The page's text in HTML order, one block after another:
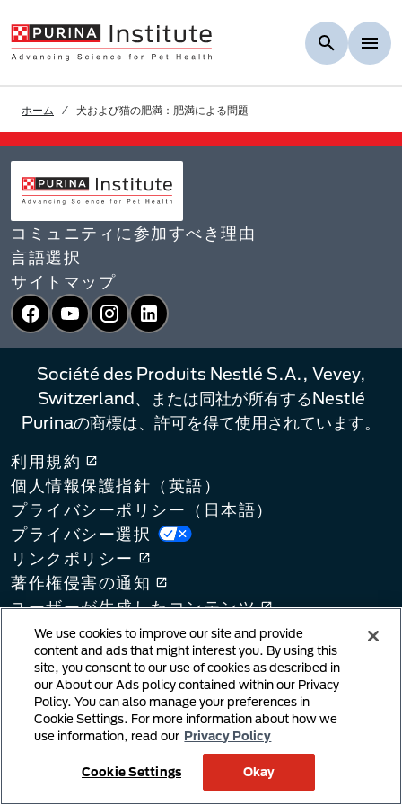
ホーム 犬および猫の肥満：肥満による問題
コミュニティに参加すべき理由
言語選択​
サイトマップ
Facebook
YouTubeInstagram
LinkedIn
Société des Produits Nestlé S.A., Vevey,
Switzerland、または同社が所有するNestlé
Purinaの商標は、許可を得て使用されています。
利用規約
個人情報保護指針（英語）​
プライバシーポリシー（日本語）​
プライバシー選択
リンクポリシー
著作権侵害の通知
ユーザーが生成したコンテンツ
クッキーポリシー
サプライチェーン法
We use cookies to improve our site and provide
content and ads that might interest you. By using this
site, you consent to our use of cookies as described in
our About our Ads policy contained within our Privacy
Policy. You can also manage your preferences in
Cookie Settings. For more information about how we
use information, read our Privacy Policy
Cookie Settings Okay